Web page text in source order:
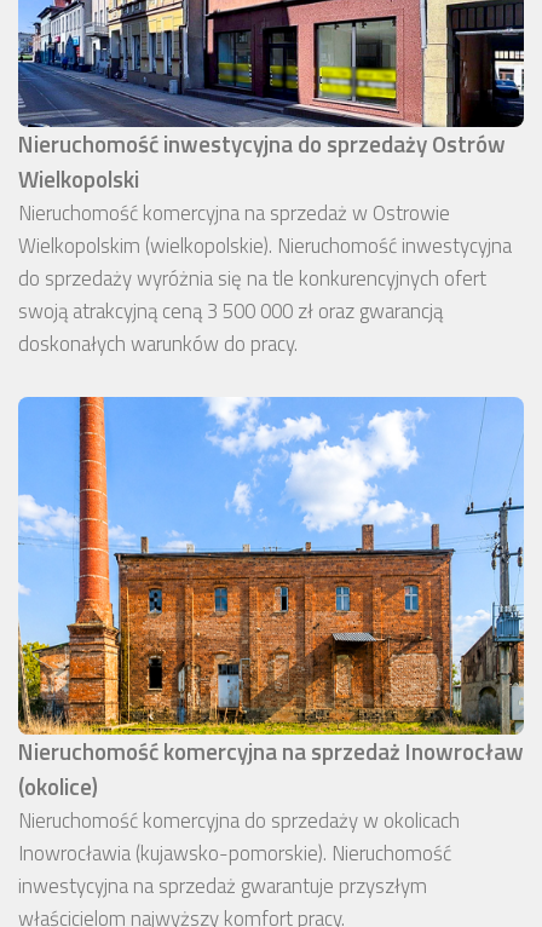
Nieruchomość inwestycyjna do sprzedaży Ostrów
Wielkopolski
Nieruchomość komercyjna na sprzedaż w Ostrowie
Wielkopolskim (wielkopolskie). Nieruchomość inwestycyjna
do sprzedaży wyróżnia się na tle konkurencyjnych ofert
swoją atrakcyjną ceną 3 500 000 zł oraz gwarancją
doskonałych warunków do pracy.
Nieruchomość komercyjna na sprzedaż Inowrocław
(okolice)
Nieruchomość komercyjna do sprzedaży w okolicach
Inowrocławia (kujawsko-pomorskie). Nieruchomość
inwestycyjna na sprzedaż gwarantuje przyszłym
właścicielom najwyższy komfort pracy.